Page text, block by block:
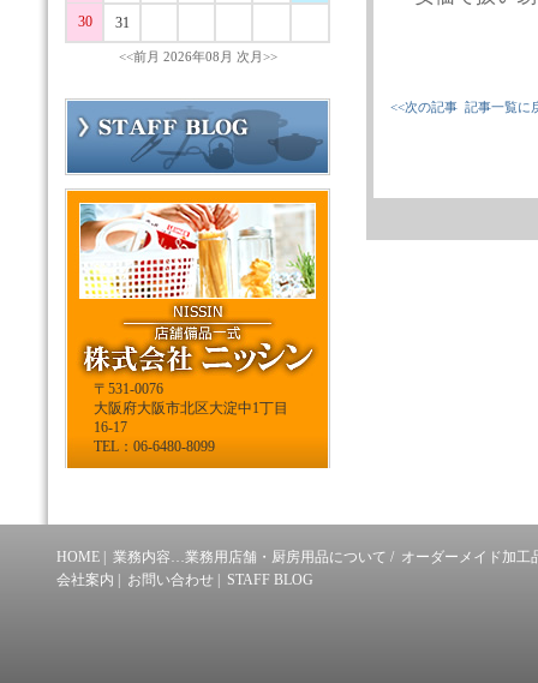
<<次の記事 記事一覧に
30 31
<<前月 2026年08月 次月>>
〒531-0076
大阪府大阪市北区大淀中1丁目
16-17
TEL：06-6480-8099
HOME 業務内容…業務用店舗・厨房用品について / オーダーメイド加工
会社案内
お問い合わせ STAFF BLOG